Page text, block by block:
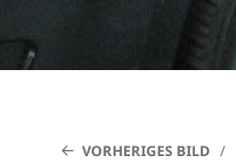
VORHERIGES BILD